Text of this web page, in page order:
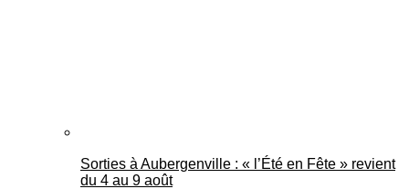
Sorties à Aubergenville : « l’Été en Fête » revient
du 4 au 9 août